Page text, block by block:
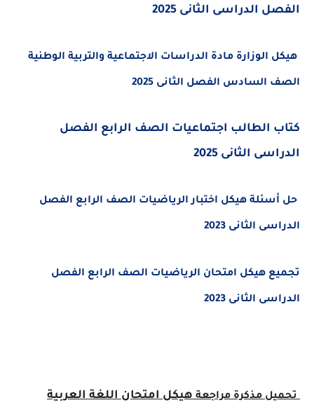
الفصل الدراسى الثانى 2025
هيكل الوزارة مادة الدراسات الاجتماعية والتربية الوطنية
الصف السادس الفصل الثانى 2025
الدراسى الثانى 2025
حل أسئلة هيكل اختبار الرياضيات الصف الرابع الفصل
الدراسى الثانى 2023
تجميع هيكل امتحان الرياضيات الصف الرابع الفصل
الدراسى الثانى 2023
تحميل مذكرة مراجعةهيكل امتحان اللغة العربية